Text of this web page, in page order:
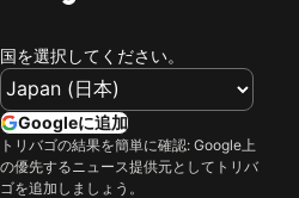
Neutal, spa hotels
Güssing, spa hotels
Fürstenfeld, spa hotels
Kőszeg, spa hotels
Trattenbach, spa hotels
Hofkirchen bei Hartberg, spa hotels
国を選択してください。
Googleに追加
トリバゴの結果を簡単に確認: Google上
の優先するニュース提供元としてトリバ
ゴを追加しましょう。